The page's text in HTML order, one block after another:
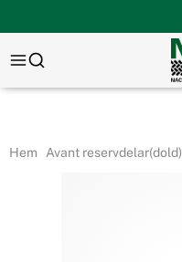
Hem Avant reservdelar(dold)